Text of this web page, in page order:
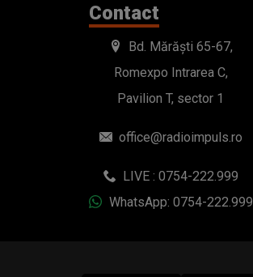
Contact
Bd. Mărăști 65-67,
Romexpo Intrarea C,
Pavilion T, sector 1
office@radioimpuls.ro
LIVE : 0754-222.999
WhatsApp: 0754-222.999